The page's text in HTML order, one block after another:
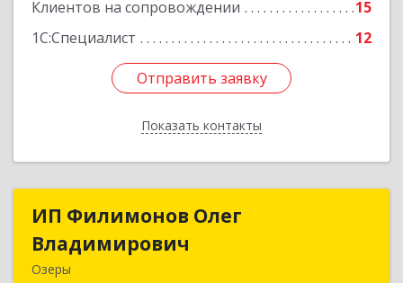
Клиентов на сопровождении
15
1С:Специалист
12
Отправить заявку
Показать контакты
Отправить заявку
Назад
ИП Филимонов Олег
Владимирович
Озеры
ИП Филимонов Олег